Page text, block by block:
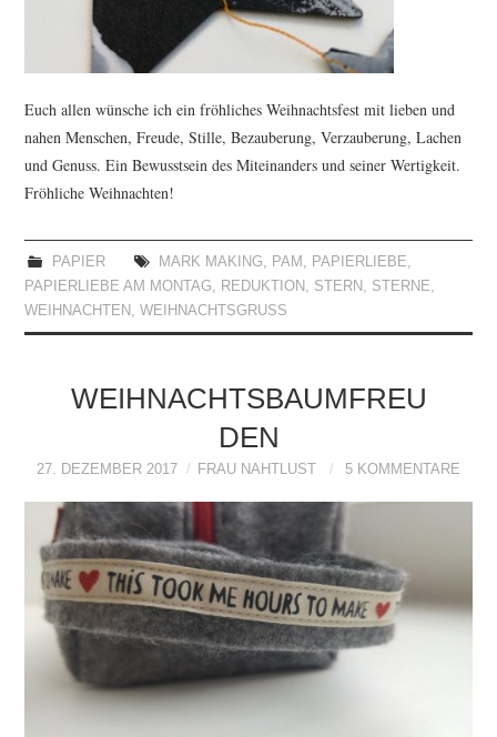
Euch allen wünsche ich ein fröhliches Weihnachtsfest mit lieben und
nahen Menschen, Freude, Stille, Bezauberung, Verzauberung, Lachen
und Genuss. Ein Bewusstsein des Miteinanders und seiner Wertigkeit.
Fröhliche Weihnachten!
PAPIER MARK MAKING, PAM , PAPIERLIEBE,
PAPIERLIEBE AM MONTAG, REDUKTION , STERN , STERNE,
WEIHNACHTEN ,WEIHNACHTSGRUSS
WEIHNACHTSBAUMFREU
DEN
27. DEZEMBER 2017 FRAU NAHTLUST 5 KOMMENTARE